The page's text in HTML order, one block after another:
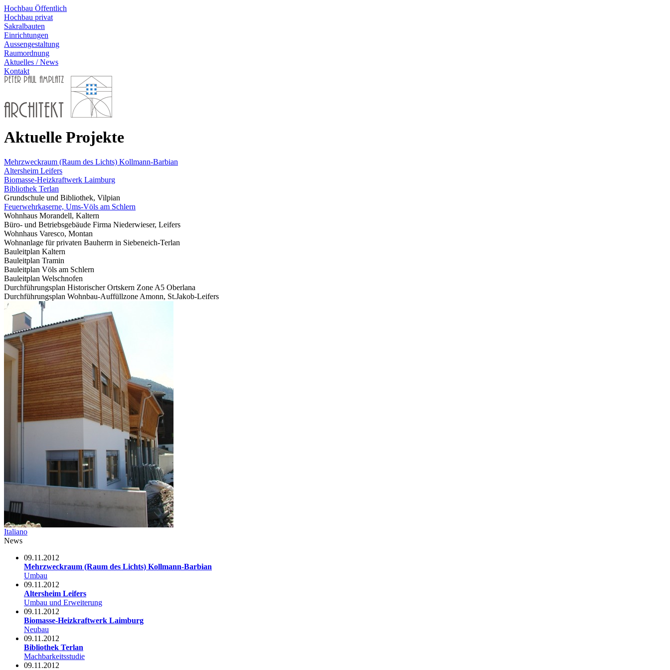
Hochbau Öffentlich
Hochbau privat
Sakralbauten
Einrichtungen
Aussengestaltung
Raumordnung
Aktuelles / News
Kontakt
Aktuelle Projekte
Mehrzweckraum (Raum des Lichts) Kollmann-Barbian
Altersheim Leifers
Biomasse-Heizkraftwerk Laimburg
Bibliothek Terlan
Grundschule und Bibliothek, Vilpian
Feuerwehrkaserne, Ums-Völs am Schlern
Wohnhaus Morandell, Kaltern
Büro- und Betriebsgebäude Firma Niederwieser, Leifers
Wohnhaus Varesco, Montan
Wohnanlage für privaten Bauherrn in Siebeneich-Terlan
Bauleitplan Kaltern
Bauleitplan Tramin
Bauleitplan Völs am Schlern
Bauleitplan Welschnofen
Durchführungsplan Historischer Ortskern Zone A5 Oberlana
Durchführungsplan Wohnbau-Auffüllzone Amonn, St.Jakob-Leifers
Italiano
News
09.11.2012
Mehrzweckraum (Raum des Lichts) Kollmann-Barbian
Umbau
09.11.2012
Altersheim Leifers
Umbau und Erweiterung
09.11.2012
Biomasse-Heizkraftwerk Laimburg
Neubau
09.11.2012
Bibliothek Terlan
Machbarkeitsstudie
09.11.2012